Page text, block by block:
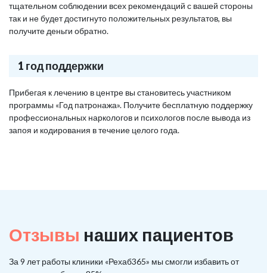
тщательном соблюдении всех рекомендаций с вашей стороны
так и не будет достигнуто положительных результатов, вы
получите деньги обратно.
1 год поддержки
Прибегая к лечению в центре вы становитесь участником
программы «Год патронажа». Получите бесплатную поддержку
профессиональных наркологов и психологов после вывода из
запоя и кодирования в течение целого года.
Отзывы наших пациентов
За 9 лет работы клиники «Рехаб365» мы смогли избавить от